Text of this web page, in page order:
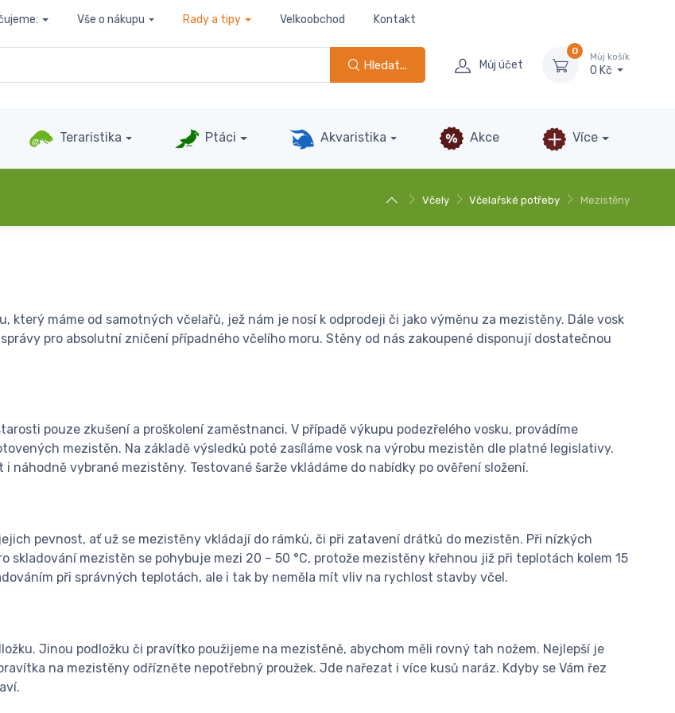
Vše o nákupu Rady a tipy Velkoobchod Kontakt
Hledat... Můj účet
0
Můj košík
0 Kč
Teraristika Ptáci Akvaristika Akce Více
Včely Včelařské potřeby Mezistěny
který máme od samotných včelařů, jež nám je nosí k odprodeji či jako výměnu za mezistěny. Dále vosk
pro absolutní zničení případného včelího moru. Stěny od nás zakoupené disponují dostatečnou
pouze zkušení a proškolení zaměstnanci. V případě výkupu podezřelého vosku, provádíme
mezistěn. Na základě výsledků poté zasíláme vosk na výrobu mezistěn dle platné legislativy.
náhodně vybrané mezistěny. Testované šarže vkládáme do nabídky po ověření složení.
pevnost, ať už se mezistěny vkládají do rámků, či při zatavení drátků do mezistěn. Při nízkých
mezistěn se pohybuje mezi 20 – 50 °C, protože mezistěny křehnou již při teplotách kolem 15
při správných teplotách, ale i tak by neměla mít vliv na rychlost stavby včel.
Jinou podložku či pravítko použijeme na mezistěně, abychom měli rovný tah nožem. Nejlepší je
na mezistěny odřízněte nepotřebný proužek. Jde nařezat i více kusů naráz. Kdyby se Vám řez